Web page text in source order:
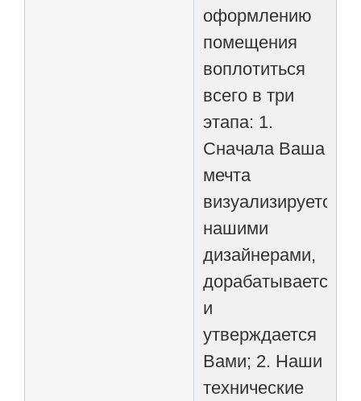
оформлению
помещения
воплотиться
всего в три
этапа: 1.
Сначала Ваша
мечта
визуализируется
нашими
дизайнерами,
дорабатывается
и
утверждается
Вами; 2. Наши
технические